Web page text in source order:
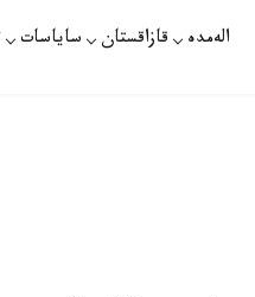
الەمدە قازاقستان ساياسات